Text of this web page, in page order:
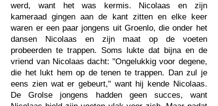
werd, want het was kermis. Nicolaas en zijn
kameraad gingen aan de kant zitten en elke keer
waren er een paar jongens uit Groenlo, die onder het
dansen Nicolaas en zijn maat op de voeten
probeerden te trappen. Soms lukte dat bijna en de
vriend van Nicolaas dacht: "Ongelukkig voor degene,
die het lukt hem op de tenen te trappen. Dan zul je
eens zien wat er gebeurt," want hij kende Nicolaas.
De Grolse jongens hadden geen succes, want